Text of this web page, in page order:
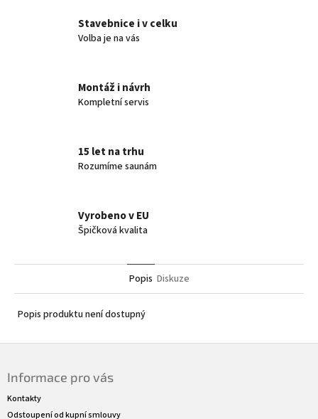
Stavebnice i v celku
Volba je na vás
Montáž i návrh
Kompletní servis
15 let na trhu
Rozumíme saunám
Vyrobeno v EU
Špičková kvalita
Popis Diskuze
Popis produktu není dostupný
Informace pro vás
Kontakty
Odstoupení od kupní smlouvy